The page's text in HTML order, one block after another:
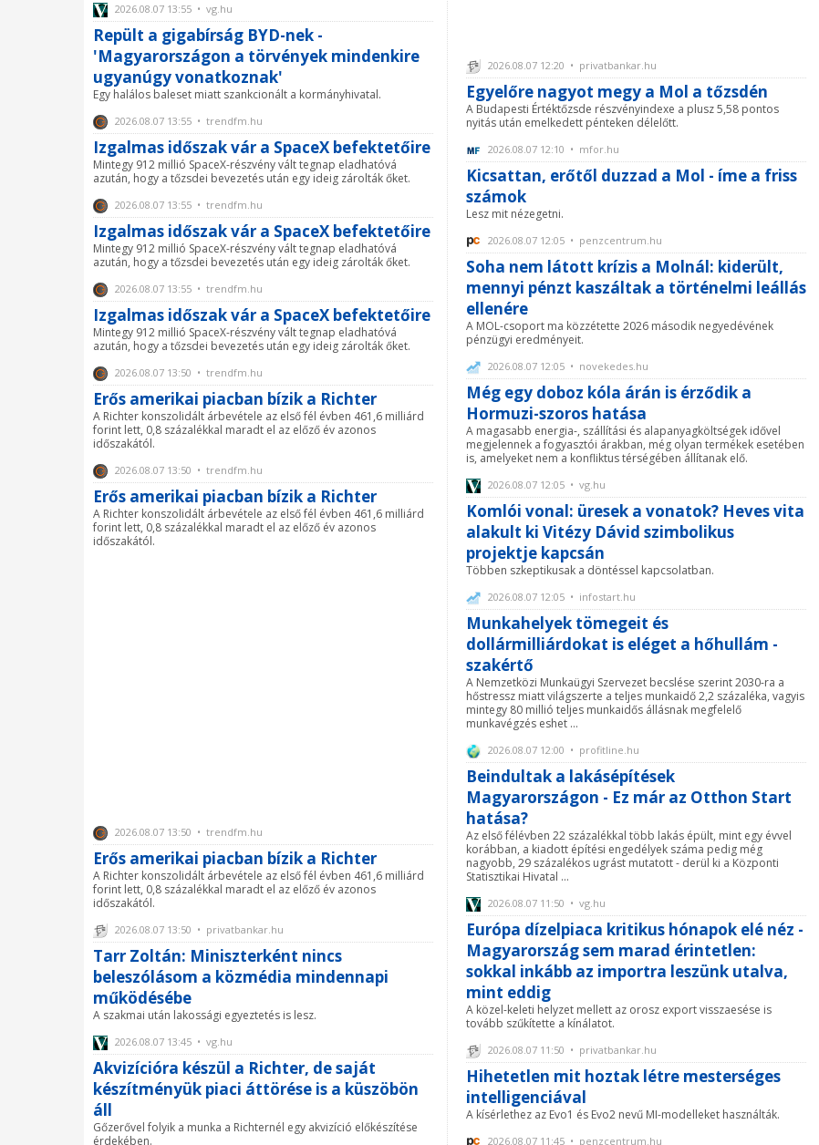
2026.08.07 13:55 • vg.hu
Repült a gigabírság BYD-nek -
'Magyarországon a törvények mindenkire
ugyanúgy vonatkoznak'
Egy halálos baleset miatt szankcionált a kormányhivatal.
2026.08.07 13:55 • trendfm.hu
Izgalmas időszak vár a SpaceX befektetőire
Mintegy 912 millió SpaceX-részvény vált tegnap eladhatóvá
azután, hogy a tőzsdei bevezetés után egy ideig zárolták őket.
2026.08.07 13:55 • trendfm.hu
Izgalmas időszak vár a SpaceX befektetőire
Mintegy 912 millió SpaceX-részvény vált tegnap eladhatóvá
azután, hogy a tőzsdei bevezetés után egy ideig zárolták őket.
2026.08.07 13:55 • trendfm.hu
Izgalmas időszak vár a SpaceX befektetőire
Mintegy 912 millió SpaceX-részvény vált tegnap eladhatóvá
azután, hogy a tőzsdei bevezetés után egy ideig zárolták őket.
2026.08.07 13:50 • trendfm.hu
Erős amerikai piacban bízik a Richter
A Richter konszolidált árbevétele az első fél évben 461,6 milliárd
forint lett, 0,8 százalékkal maradt el az előző év azonos
időszakától.
2026.08.07 13:50 • trendfm.hu
Erős amerikai piacban bízik a Richter
A Richter konszolidált árbevétele az első fél évben 461,6 milliárd
forint lett, 0,8 százalékkal maradt el az előző év azonos
időszakától.
2026.08.07 13:50 • trendfm.hu
Erős amerikai piacban bízik a Richter
A Richter konszolidált árbevétele az első fél évben 461,6 milliárd
forint lett, 0,8 százalékkal maradt el az előző év azonos
időszakától.
2026.08.07 13:50 • privatbankar.hu
Tarr Zoltán: Miniszterként nincs
beleszólásom a közmédia mindennapi
működésébe
A szakmai után lakossági egyeztetés is lesz.
2026.08.07 13:45 • vg.hu
Akvizícióra készül a Richter, de saját
készítményük piaci áttörése is a küszöbön
áll
Gőzerővel folyik a munka a Richternél egy akvizíció előkészítése
érdekében.
2026.08.07 12:20 • privatbankar.hu
Egyelőre nagyot megy a Mol a tőzsdén
A Budapesti Értéktőzsde részvényindexe a plusz 5,58 pontos
nyitás után emelkedett pénteken délelőtt.
2026.08.07 12:10 • mfor.hu
Kicsattan, erőtől duzzad a Mol - íme a friss
számok
Lesz mit nézegetni.
2026.08.07 12:05 • penzcentrum.hu
Soha nem látott krízis a Molnál: kiderült,
mennyi pénzt kaszáltak a történelmi leállás
ellenére
A MOL-csoport ma közzétette 2026 második negyedévének
pénzügyi eredményeit.
2026.08.07 12:05 • novekedes.hu
Még egy doboz kóla árán is érződik a
Hormuzi-szoros hatása
A magasabb energia-, szállítási és alapanyagköltségek idővel
megjelennek a fogyasztói árakban, még olyan termékek esetében
is, amelyeket nem a konfliktus térségében állítanak elő.
2026.08.07 12:05 • vg.hu
Komlói vonal: üresek a vonatok? Heves vita
alakult ki Vitézy Dávid szimbolikus
projektje kapcsán
Többen szkeptikusak a döntéssel kapcsolatban.
2026.08.07 12:05 • infostart.hu
Munkahelyek tömegeit és
dollármilliárdokat is eléget a hőhullám -
szakértő
A Nemzetközi Munkaügyi Szervezet becslése szerint 2030-ra a
hőstressz miatt világszerte a teljes munkaidő 2,2 százaléka, vagyis
mintegy 80 millió teljes munkaidős állásnak megfelelő
munkavégzés eshet ...
2026.08.07 12:00 • profitline.hu
Beindultak a lakásépítések
Magyarországon - Ez már az Otthon Start
hatása?
Az első félévben 22 százalékkal több lakás épült, mint egy évvel
korábban, a kiadott építési engedélyek száma pedig még
nagyobb, 29 százalékos ugrást mutatott - derül ki a Központi
Statisztikai Hivatal ...
2026.08.07 11:50 • vg.hu
Európa dízelpiaca kritikus hónapok elé néz -
Magyarország sem marad érintetlen:
sokkal inkább az importra leszünk utalva,
mint eddig
A közel-keleti helyzet mellett az orosz export visszaesése is
tovább szűkítette a kínálatot.
2026.08.07 11:50 • privatbankar.hu
Hihetetlen mit hoztak létre mesterséges
intelligenciával
A kísérlethez az Evo1 és Evo2 nevű MI-modelleket használták.
2026.08.07 11:45 • penzcentrum.hu